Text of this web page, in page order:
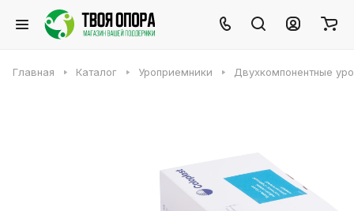
Главная Каталог Уроприемники Двухкомпонентные